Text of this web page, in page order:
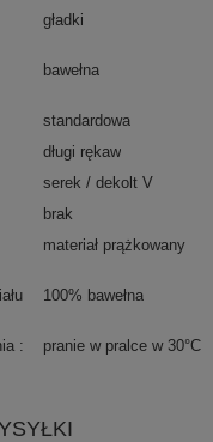
gładki
bawełna
standardowa
długi rękaw
serek / dekolt V
brak
materiał prążkowany
100% bawełna
pranie w pralce w 30°C